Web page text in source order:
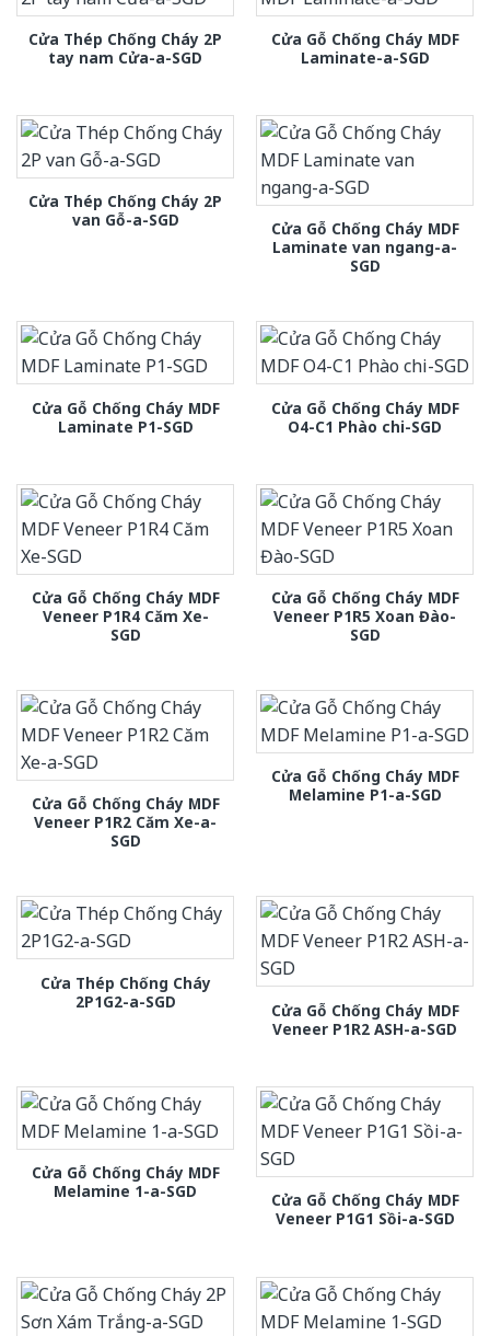
Cửa Thép Chống Cháy 2P
tay nam Cửa-a-SGD
Cửa Gỗ Chống Cháy MDF
Laminate-a-SGD
Cửa Thép Chống Cháy 2P
van Gỗ-a-SGD
Cửa Gỗ Chống Cháy MDF
Laminate van ngang-a-
SGD
Cửa Gỗ Chống Cháy MDF
Laminate P1-SGD
Cửa Gỗ Chống Cháy MDF
O4-C1 Phào chi-SGD
Cửa Gỗ Chống Cháy MDF
Veneer P1R4 Căm Xe-
SGD
Cửa Gỗ Chống Cháy MDF
Veneer P1R5 Xoan Đào-
SGD
Cửa Gỗ Chống Cháy MDF
Veneer P1R2 Căm Xe-a-
SGD
Cửa Gỗ Chống Cháy MDF
Melamine P1-a-SGD
Cửa Thép Chống Cháy
2P1G2-a-SGD
Cửa Gỗ Chống Cháy MDF
Veneer P1R2 ASH-a-SGD
Cửa Gỗ Chống Cháy MDF
Melamine 1-a-SGD
Cửa Gỗ Chống Cháy MDF
Veneer P1G1 Sồi-a-SGD